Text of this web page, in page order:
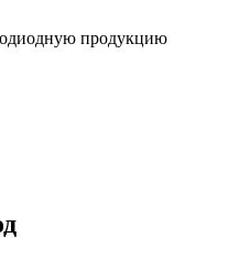
продукцию